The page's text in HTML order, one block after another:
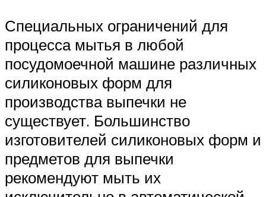
Специальных ограничений для
процесса мытья в любой
посудомоечной машине различных
силиконовых форм для
производства выпечки не
существует. Большинство
изготовителей силиконовых форм и
предметов для выпечки
рекомендуют мыть их